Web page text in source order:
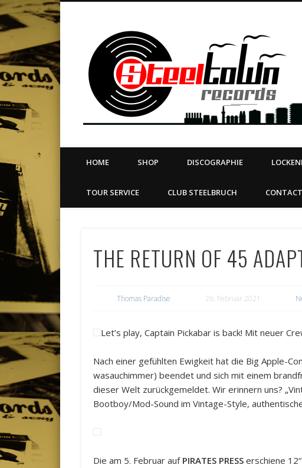
LABEL | MERCH | PRINT | DIY | FANZINE | TOURSERVICE | BOOKING
VimeoDribble LinkedIn
HOME SHOP DISCOGRAPHIE
TOUR SERVICE CLUB STEELBRUCH CONTACT
THE RETURN OF 45
Thomas Paradise 26. Februar 2021
Let’s play, Captain Pickabar is back! Mit neuer
Nach einer gefühlten Ewigkeit hat die Big Apple-
wasauchimmer) beendet und sich mit einem
dieser Welt zurückgemeldet. Wir erinnern uns?
Bootboy/Mod-Sound im Vintage-Style,
Die am 5. Februar auf PIRATES PRESS erschiene